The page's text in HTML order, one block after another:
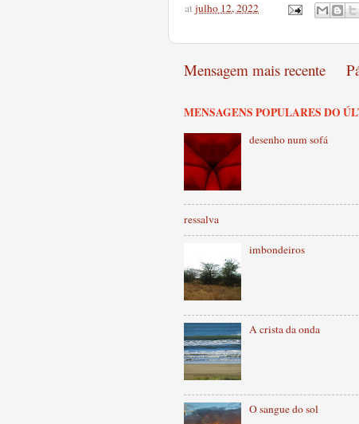
atjulho 12, 2022
Mensagem mais recente
MENSAGENS POPULARES DO
desenho num sofá
ressalva
imbondeiros
A crista da onda
O sangue do sol